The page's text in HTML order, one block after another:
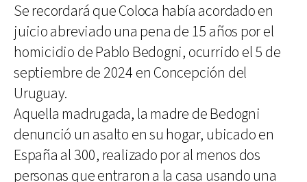
Se recordará que Coloca había acordado en
juicio abreviado una pena de 15 años por el
homicidio de Pablo Bedogni, ocurrido el 5 de
septiembre de 2024 en Concepción del
Uruguay.
Aquella madrugada, la madre de Bedogni
denunció un asalto en su hogar, ubicado en
España al 300, realizado por al menos dos
personas que entraron a la casa usando una